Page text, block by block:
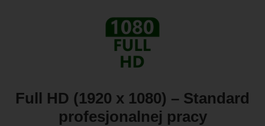
Full HD (1920 x 1080) – Standard
profesjonalnej pracy